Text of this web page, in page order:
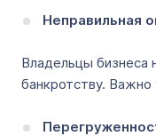
Неправильная
Владельцы
банкротству. Важно